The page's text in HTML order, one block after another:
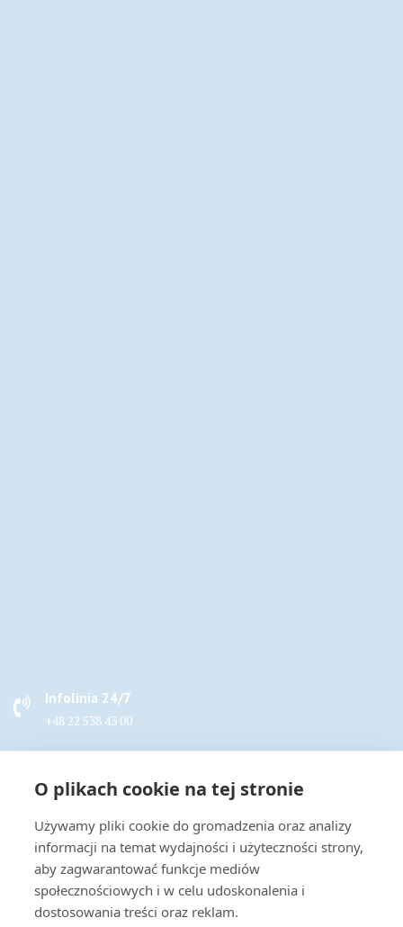
Infolinia 24/7
+48 22 538 43 00
handel@actus-info.pl
Biuro
Wrocław, ul. Borowska 283B
O plikach cookie na tej stronie
Używamy pliki cookie do gromadzenia oraz analizy
informacji na temat wydajności i użyteczności strony,
aby zagwarantować funkcje mediów
społecznościowych i w celu udoskonalenia i
dostosowania treści oraz reklam.